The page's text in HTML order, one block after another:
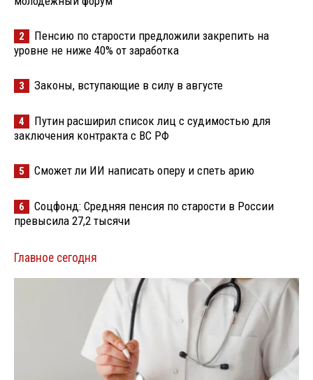
2
Пенсию по старости предложили закрепить на
уровне не ниже 40% от заработка
3 Законы, вступающие в силу в августе
4
Путин расширил список лиц с судимостью для
заключения контракта с ВС РФ
5 Сможет ли ИИ написать оперу и спеть арию
6
Соцфонд: Средняя пенсия по старости в России
превысила 27,2 тысячи
Главное сегодня